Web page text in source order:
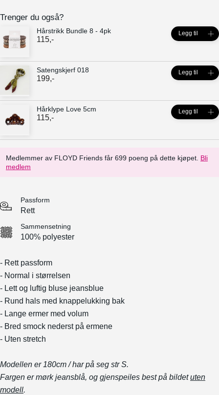
Medlemmer av FLOYD Friends får 699 poeng på dette kjøpet. Bli
medlem
Trenger du også?
Hårstrikk Bundle 8 - 4pk
115,-
Legg til
Satengskjerf 018
199,-
Legg til
Hårklype Love 5cm
115,-
Legg til
Passform
Rett
Sammensetning
100% polyester
- Rett passform
- Normal i størrelsen
- Lett og luftig bluse jeansblue
- Rund hals med knappelukking bak
- Lange ermer med volum
- Bred smock nederst på ermene
- Uten stretch
Modellen er 180cm / har på seg str S.
Fargen er mørk jeansblå, og gjenspeiles best på bildetuten
modell.